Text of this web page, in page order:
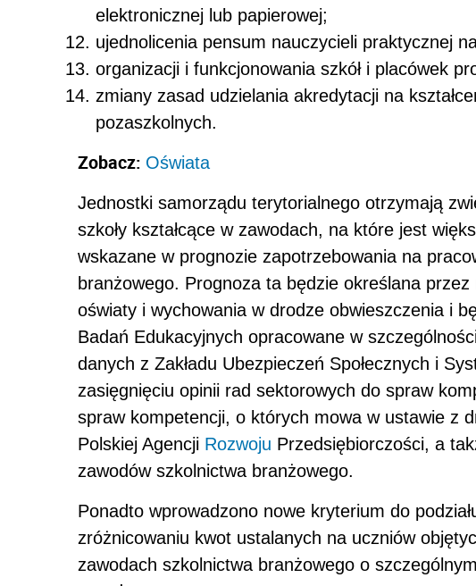
elektronicznej lub papierowej;
ujednolicenia pensum nauczycieli praktycznej
organizacji i funkcjonowania szkół i placówek
zmiany zasad udzielania akredytacji na
pozaszkolnych.
Zobacz: Oświata
Jednostki samorządu terytorialnego otrzymają
szkoły kształcące w zawodach, na które jest
wskazane w prognozie zapotrzebowania na
branżowego. Prognoza ta będzie określana przez
oświaty i wychowania w drodze obwieszczenia i
Badań Edukacyjnych opracowane w
danych z Zakładu Ubezpieczeń Społecznych i
zasięgnięciu opinii rad sektorowych do spraw
spraw kompetencji, o których mowa w ustawie z
Polskiej Agencji Rozwoju Przedsiębiorczości, a
zawodów szkolnictwa branżowego.
Ponadto wprowadzono nowe kryterium do
zróżnicowaniu kwot ustalanych na uczniów
zawodach szkolnictwa branżowego o